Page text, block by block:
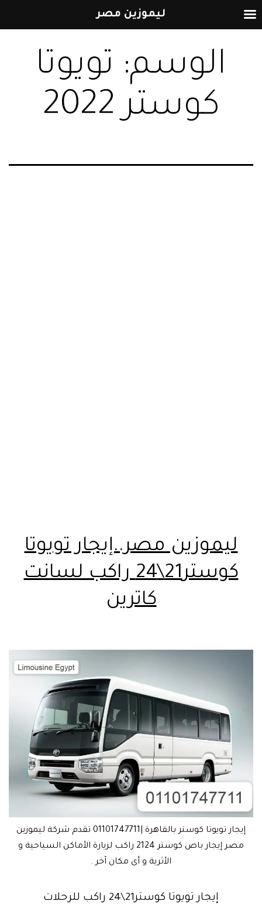
إلى
المحتوىالوسم: تويوتا
كوستر 2022
ليموزين مصر..إيجار تويوتا
كوستر21\24 راكب لسانت
كاترين
إيجار تويوتا كوستر بالقاهرة |01101747711 تقدم شركة ليموزين
مصر إيجار باص كوستر 2124 راكب لزيارة الأماكن السياحية و
الأثرية و أى مكان آخر .
إيجار تويوتا كوستر21\24 راكب للرحلات
ليموزين مصر